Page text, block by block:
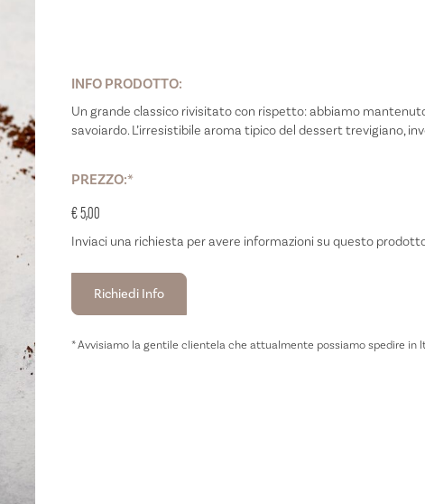
INFO PRODOTTO:
Un grande classico rivisitato con rispetto: abbiamo
savoiardo. L’irresistibile aroma tipico del dessert trevigiano,
PREZZO:*
€ 5,00
Inviaci una richiesta per avere informazioni su questo
Richiedi Info
* Avvisiamo la gentile clientela che attualmente possiamo spedire in